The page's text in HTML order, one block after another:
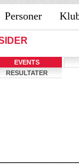
Personer
EVENTS
RESULTATER